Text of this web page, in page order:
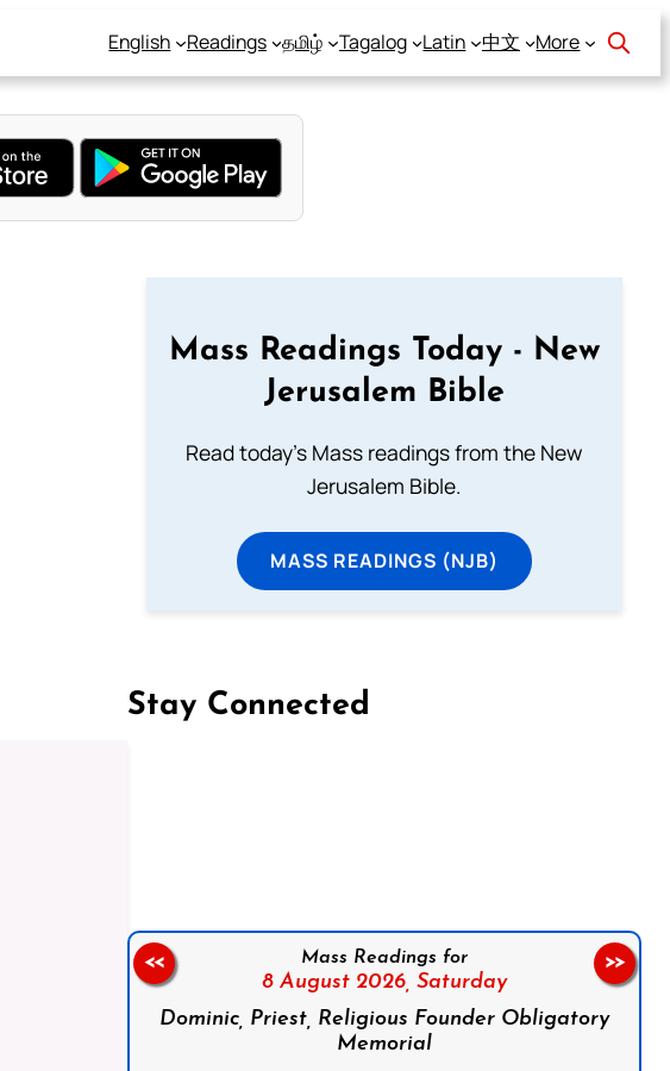
English Readings தமிழ் Tagalog Latin 中文 More
Mass Readings Today - New
Jerusalem Bible
Read today's Mass readings from the New
Jerusalem Bible.
MASS READINGS (NJB)
Stay Connected
Mass Readings for
8 August 2026, Saturday
Dominic, Priest, Religious Founder Obligatory
Memorial
<< >>